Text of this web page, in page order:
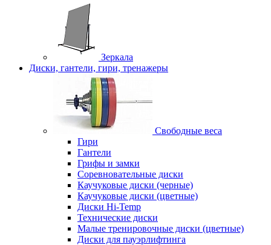
Зеркала
Диски, гантели, гири, тренажеры
Свободные веса
Гири
Гантели
Грифы и замки
Соревновательные диски
Каучуковые диски (черные)
Каучуковые диски (цветные)
Диски Hi-Temp
Технические диски
Малые тренировочные диски (цветные)
Диски для пауэрлифтинга